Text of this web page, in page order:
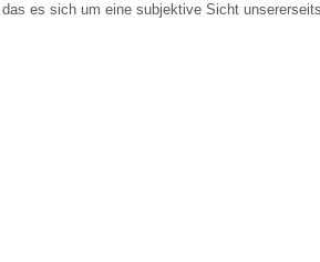
es sich um eine subjektive Sicht